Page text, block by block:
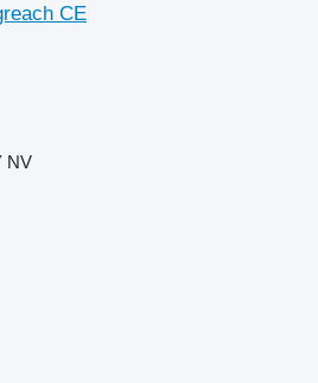
CE
NV